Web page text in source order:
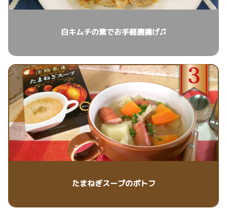
白キムチの素でお手軽唐揚げ♫
たまねぎスープのポトフ